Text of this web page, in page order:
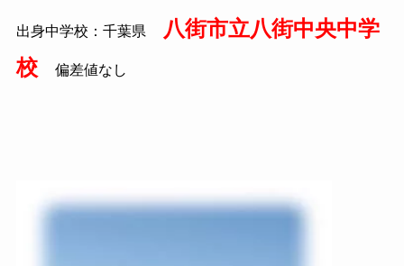
出身中学校：千葉県
八街市立八街中央中学
校
偏差値なし